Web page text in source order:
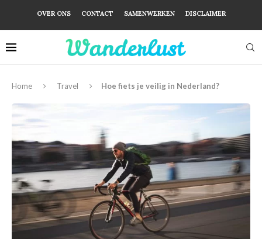
OVER ONS CONTACT SAMENWERKEN DISCLAIMER
Home Travel Hoe fiets je veilig in Nederland?